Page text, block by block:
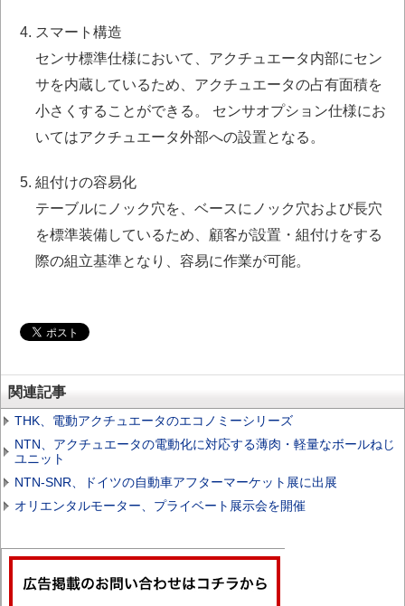
スマート構造
センサ標準仕様において、アクチュエータ内部にセン
サを内蔵しているため、アクチュエータの占有面積を
小さくすることができる。 センサオプション仕様にお
いてはアクチュエータ外部への設置となる。
組付けの容易化
テーブルにノック穴を、ベースにノック穴および長穴
を標準装備しているため、顧客が設置・組付けをする
際の組立基準となり、容易に作業が可能。
関連記事
THK、電動アクチュエータのエコノミーシリーズ
NTN、アクチュエータの電動化に対応する薄肉・軽量なボールねじ
ユニット
NTN-SNR、ドイツの自動車アフターマーケット展に出展
オリエンタルモーター、プライベート展示会を開催